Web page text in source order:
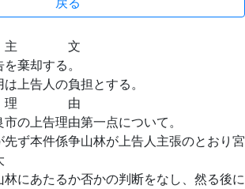
する。
人の負担とする。
の上告理由第一点について。
ず本件係争山林が上告人主張のとおり宮
にあたるか否かの判断をなし、然る後に